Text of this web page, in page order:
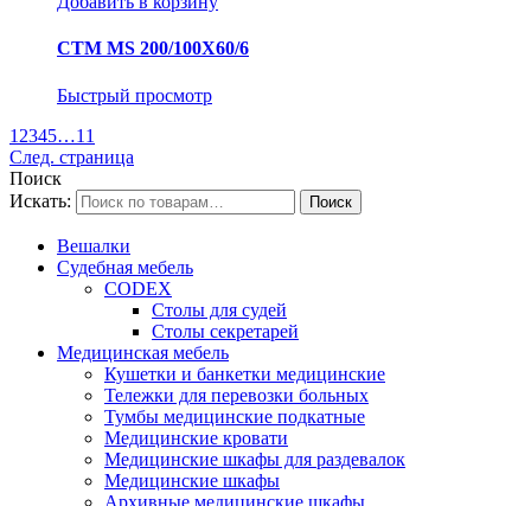
СТМ MS 200/100Х60/6
Быстрый просмотр
1 2345…11
След. страница
Поиск
Искать:
Вешалки
Судебная мебель
CODEX
Столы для судей
Столы секретарей
Медицинская мебель
Кушетки и банкетки медицинские
Тележки для перевозки больных
Тумбы медицинские подкатные
Медицинские кровати
Медицинские шкафы для раздевалок
Медицинские шкафы